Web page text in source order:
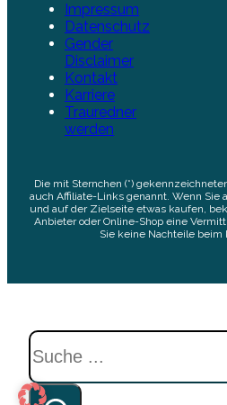
Impressum
Datenschutz
Gender
Disclaimer
Kontakt
Karriere
Trauredner
werden
Die mit Sternchen (*)
auch Affiliate-Links genannt. Wenn Sie
und auf der Zielseite etwas kaufen,
Anbieter oder Online-Shop eine
Sie keine Nachteile beim
Suchen